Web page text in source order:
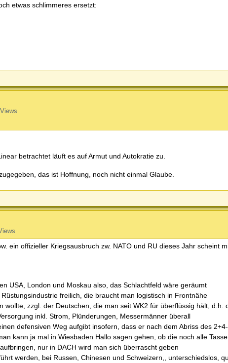
etwas schlimmeres ersetzt:
betrachtet läuft es auf Armut und Autokratie zu.
das ist Hoffnung, noch nicht einmal Glaube.
ein offizieller Kriegsausbruch zw. NATO und RU dieses Jahr scheint
USA, London und Moskau also, das Schlachtfeld wäre geräumt
freilich, die braucht man logistisch in Frontnähe
zzgl. der Deutschen, die man seit WK2 für überflüssig hält, d.h.
inkl. Strom, Plünderungen, Messermänner überall
defensiven Weg aufgibt insofern, dass er nach dem Abriss des
kann ja mal in Wiesbaden Hallo sagen gehen, ob die noch alle
nur in DACH wird man sich überrascht geben
werden, bei Russen, Chinesen und Schweizern,, unterschiedslos,